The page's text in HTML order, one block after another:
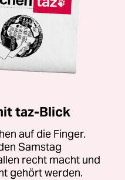
taz-Blick
auf die Finger.
Samstag
recht macht und
gehört werden.